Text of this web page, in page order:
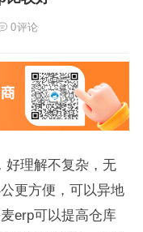
0评论
好理解不复杂，无
更方便，可以异地
erp可以提高仓库